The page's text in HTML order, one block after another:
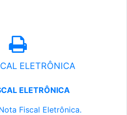
ELETRÔNICA
ELETRÔNICA
Fiscal Eletrônica.